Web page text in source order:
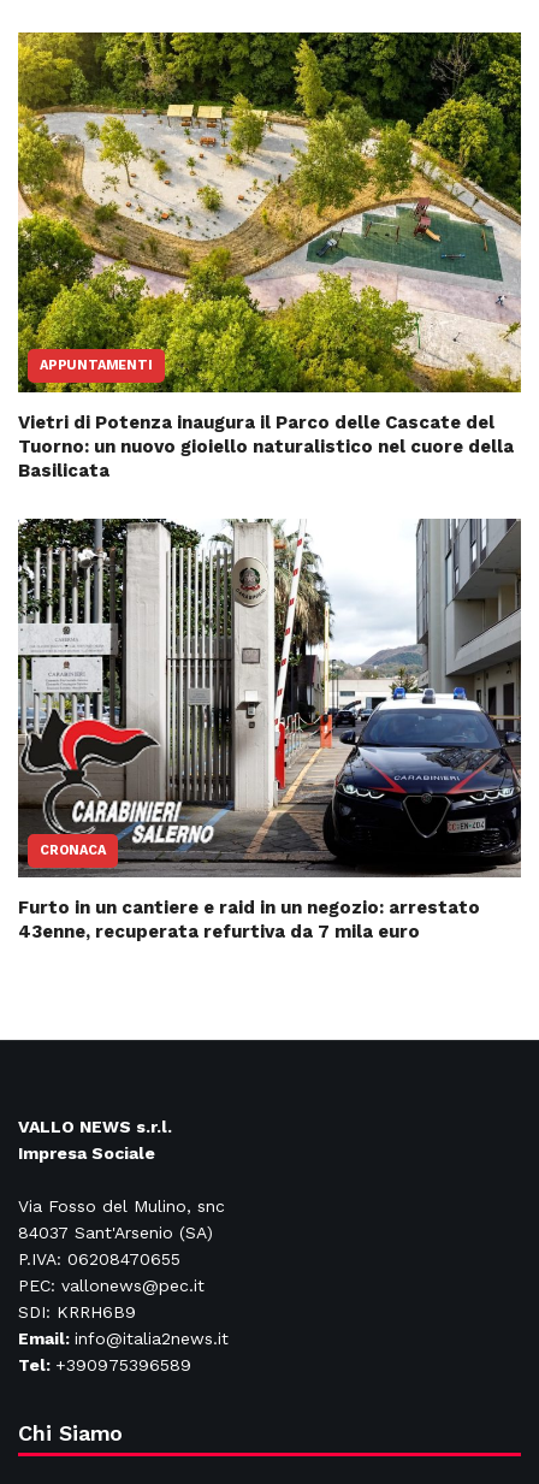
APPUNTAMENTI
Vietri di Potenza inaugura il Parco delle Cascate del
Tuorno: un nuovo gioiello naturalistico nel cuore della
Basilicata
CRONACA
Furto in un cantiere e raid in un negozio: arrestato
43enne, recuperata refurtiva da 7 mila euro
VALLO NEWS s.r.l.
Impresa Sociale
Via Fosso del Mulino, snc
84037 Sant'Arsenio (SA)
P.IVA: 06208470655
PEC: vallonews@pec.it
SDI: KRRH6B9
Email: info@italia2news.it
Tel: +390975396589
Chi Siamo